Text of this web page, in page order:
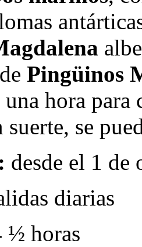
Pingüinos
una hora
se
desde el 1 de
diarias
½ horas